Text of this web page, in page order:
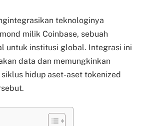
teknologinya
milik Coinbase, sebuah
untuk institusi global. Integrasi ini
data dan memungkinkan
hidup aset-aset tokenized